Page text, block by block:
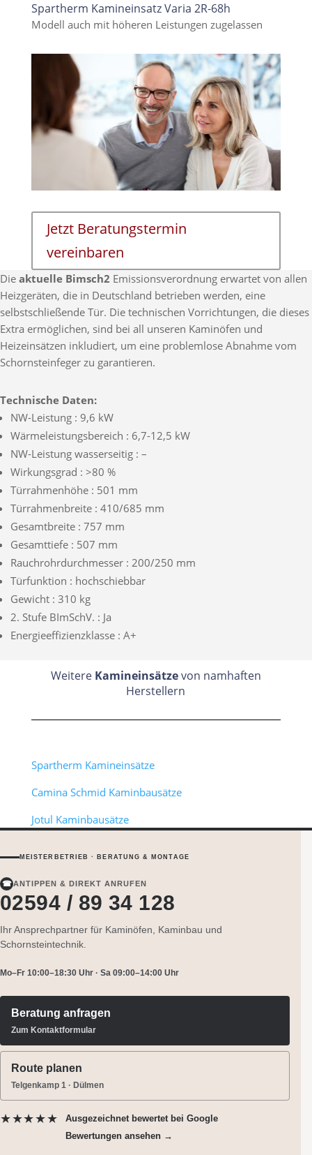
Spartherm Kamineinsatz Varia 2R-68h
Modell auch mit höheren Leistungen zugelassen
Jetzt Beratungstermin
vereinbaren
Die aktuelle Bimsch2 Emissionsverordnung erwartet von allen
Heizgeräten, die in Deutschland betrieben werden, eine
selbstschließende Tür. Die technischen Vorrichtungen, die dieses
Extra ermöglichen, sind bei all unseren Kaminöfen und
Heizeinsätzen inkludiert, um eine problemlose Abnahme vom
Schornsteinfeger zu garantieren.
Technische Daten:
NW-Leistung : 9,6 kW
Wärmeleistungsbereich : 6,7-12,5 kW
NW-Leistung wasserseitig : –
Wirkungsgrad : >80 %
Türrahmenhöhe : 501 mm
Türrahmenbreite : 410/685 mm
Gesamtbreite : 757 mm
Gesamttiefe : 507 mm
Rauchrohrdurchmesser : 200/250 mm
Türfunktion : hochschiebbar
Gewicht : 310 kg
2. Stufe BImSchV. : Ja
Energieeffizienzklasse : A+
Weitere Kamineinsätzevon namhaften
Herstellern
Spartherm Kamineinsätze
Camina Schmid Kaminbausätze
Jotul Kaminbausätze
MEISTERBETRIEB · BERATUNG & MONTAGE
☎ ANTIPPEN & DIREKT ANRUFEN
02594 / 89 34 128
Ihr Ansprechpartner für Kaminöfen, Kaminbau und
Schornsteintechnik.
Mo–Fr 10:00–18:30 Uhr · Sa 09:00–14:00 Uhr
Beratung anfragen
Zum Kontaktformular
Route planen
Telgenkamp 1 · Dülmen
★★★★★ Ausgezeichnet bewertetbei Google
Bewertungen ansehen →